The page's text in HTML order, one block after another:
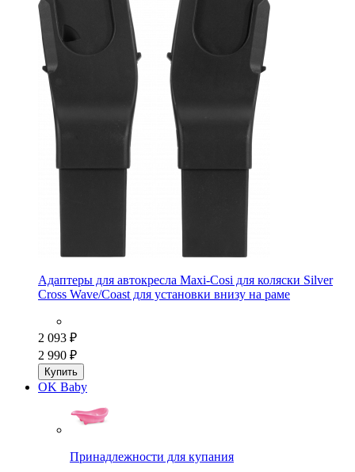
Адаптеры для автокресла Maxi-Cosi для коляски Silver
Cross Wave/Coast для установки внизу на раме
2 093 ₽
2 990 ₽
Купить
OK Baby
Принадлежности для купания